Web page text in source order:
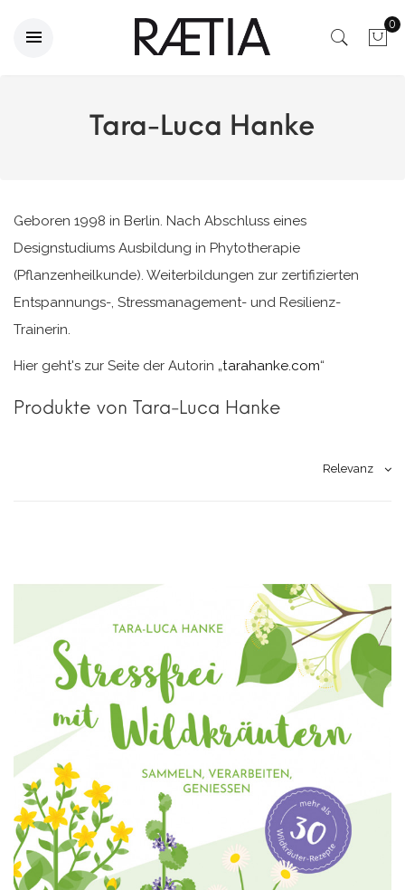
0
Tara-Luca Hanke
Geboren 1998 in Berlin. Nach Abschluss eines
Designstudiums Ausbildung in Phytotherapie
(Pflanzenheilkunde). Weiterbildungen zur zertifizierten
Entspannungs-, Stressmanagement- und Resilienz-
Trainerin.
Hier geht's zur Seite der Autorin „tarahanke.com“
Produkte von Tara-Luca Hanke
Relevanz